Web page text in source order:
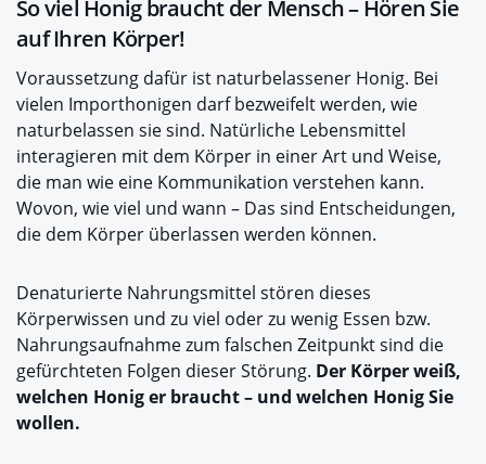
So viel Honig braucht der Mensch – Hören Sie
auf Ihren Körper!
Voraussetzung dafür ist naturbelassener Honig. Bei
vielen Importhonigen darf bezweifelt werden, wie
naturbelassen sie sind. Natürliche Lebensmittel
interagieren mit dem Körper in einer Art und Weise,
die man wie eine Kommunikation verstehen kann.
Wovon, wie viel und wann – Das sind Entscheidungen,
die dem Körper überlassen werden können.
Denaturierte Nahrungsmittel stören dieses
Körperwissen und zu viel oder zu wenig Essen bzw.
Nahrungsaufnahme zum falschen Zeitpunkt sind die
gefürchteten Folgen dieser Störung. Der Körper weiß,
welchen Honig er braucht – und welchen Honig Sie
wollen.